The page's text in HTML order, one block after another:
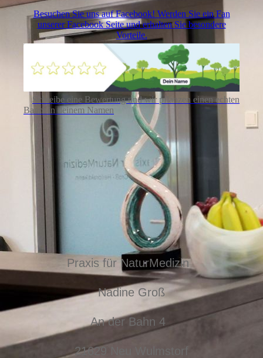
Besuchen Sie uns auf Facebook! Werden Sie ein Fan
unserer Facebook Seite und erhalten Sie besondere
Vorteile.
Schreibe eine Bewertung und wir pflanzen einen echten
Baum in deinem Namen
Praxis für NaturMedizin
Nadine Groß
An der Bahn 4
21629 Neu Wulmstorf